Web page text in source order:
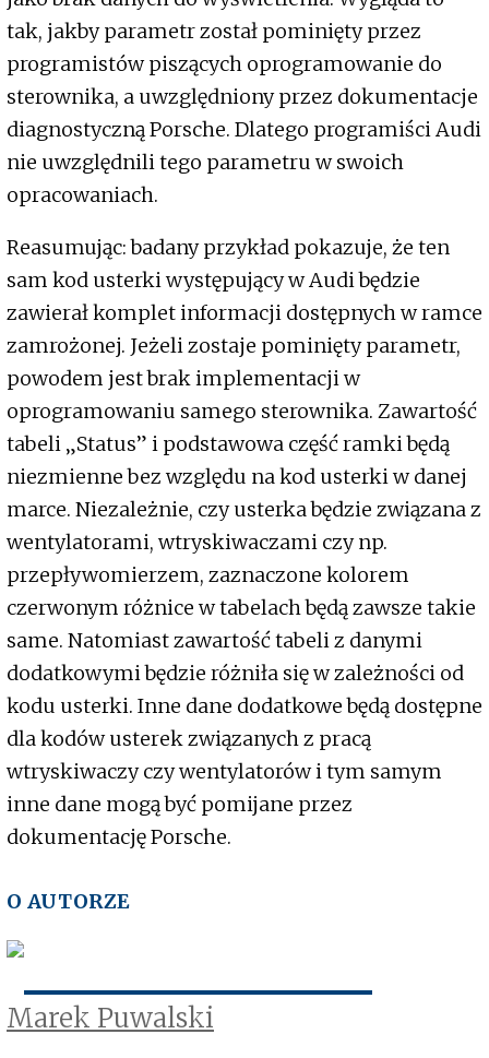
tak, jakby parametr został pominięty przez
programistów piszących oprogramowanie do
sterownika, a uwzględniony przez dokumentacje
diagnostyczną Porsche. Dlatego programiści Audi
nie uwzględnili tego parametru w swoich
opracowaniach.
Reasumując: badany przykład pokazuje, że ten
sam kod usterki występujący w Audi będzie
zawierał komplet informacji dostępnych w ramce
zamrożonej. Jeżeli zostaje pominięty parametr,
powodem jest brak implementacji w
oprogramowaniu samego sterownika. Zawartość
tabeli „Status” i podstawowa część ramki będą
niezmienne bez względu na kod usterki w danej
marce. Niezależnie, czy usterka będzie związana z
wentylatorami, wtryskiwaczami czy np.
przepływomierzem, zaznaczone kolorem
czerwonym różnice w tabelach będą zawsze takie
same. Natomiast zawartość tabeli z danymi
dodatkowymi będzie różniła się w zależności od
kodu usterki. Inne dane dodatkowe będą dostępne
dla kodów usterek związanych z pracą
wtryskiwaczy czy wentylatorów i tym samym
inne dane mogą być pomijane przez
dokumentację Porsche.
O AUTORZE
Marek Puwalski